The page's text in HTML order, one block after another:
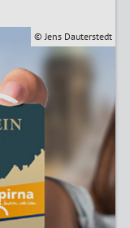
© Jens Dauterstedt